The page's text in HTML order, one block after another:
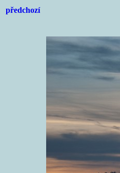
předchozí